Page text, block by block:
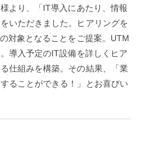
より、「IT導入にあたり、情報
いただきました。ヒアリングを
対象となることをご提案。UTM
導入予定のIT設備を詳しくヒア
仕組みを構築。その結果、「業
ることができる！」とお喜びい